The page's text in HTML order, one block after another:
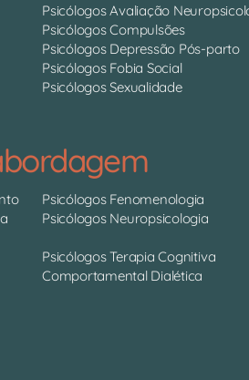
Psicólogos Avaliação
Psicólogos Compulsões
Psicólogos Depressão Pós-parto
Psicólogos Fobia Social
Psicólogos Sexualidade
Psicólogos Fenomenologia
Psicólogos Neuropsicologia
Psicólogos Terapia Cognitiva
Comportamental Dialética